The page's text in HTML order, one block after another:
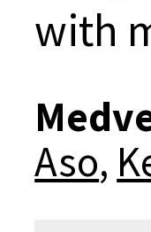
with
Aso,